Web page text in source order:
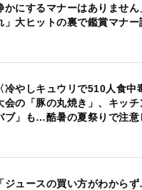
かにするマナーはありません
」大ヒットの裏で鑑賞マナー
〈冷やしキュウリで510人食
会の「豚の丸焼き」、キッ
ブ」も…酷暑の夏祭りで注意
「ジュースの買い方がわから